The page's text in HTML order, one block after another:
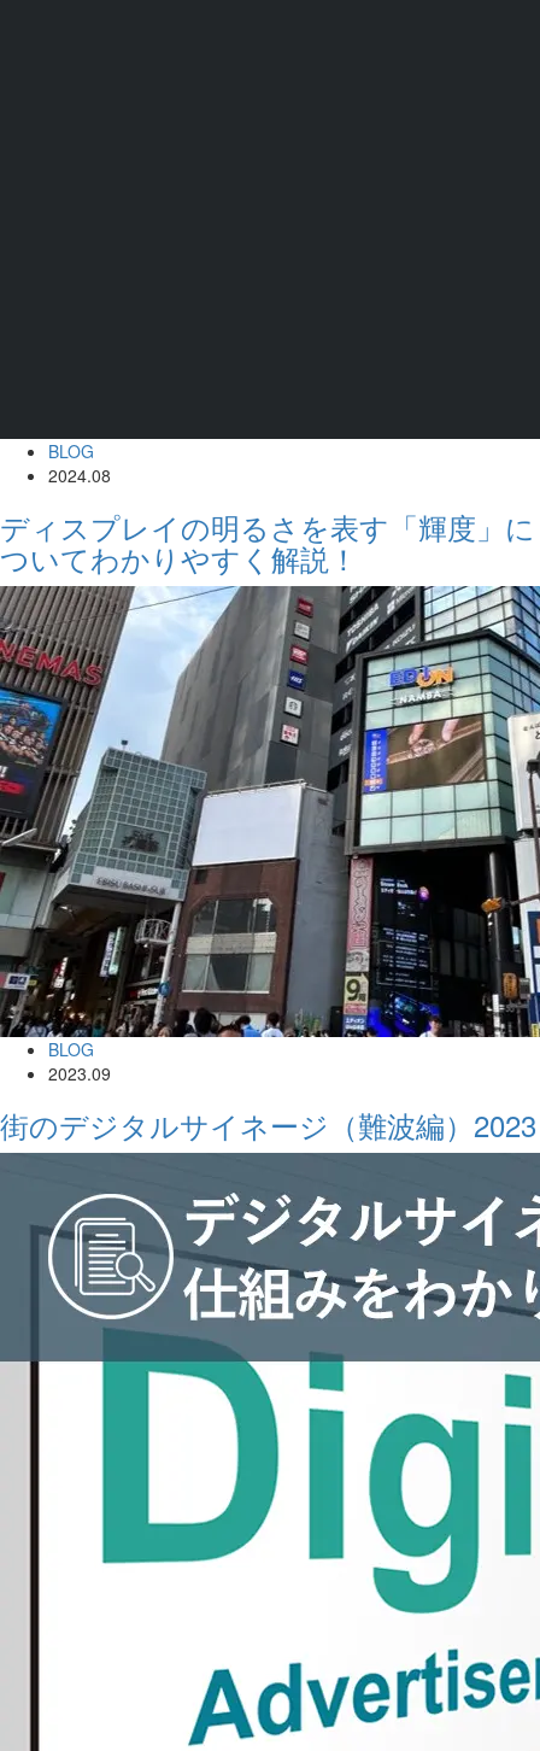
BLOG
2024.08
ディスプレイの明るさを表す「輝度」に
ついてわかりやすく解説！
BLOG
2023.09
街のデジタルサイネージ（難波編）2023